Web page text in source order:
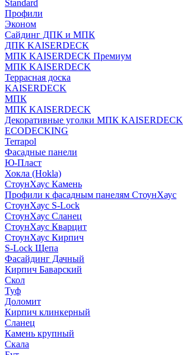
Standard
Профили
Эконом
Сайдинг ДПК и МПК
ДПК KAISERDECK
МПК KAISERDECK Премиум
МПК KAISERDECK
Террасная доска
KAISERDECK
МПК
МПК KAISERDECK
Декоративные уголки МПК KAISERDECK
ECODECKING
Terrapol
Фасадные панели
Ю-Пласт
Хокла (Hokla)
СтоунХаус Камень
Профили к фасадным панелям СтоунХаус
СтоунХаус S-Lock
СтоунХаус Сланец
СтоунХаус Кварцит
СтоунХаус Кирпич
S-Lock Щепа
Фасайдинг Дачный
Кирпич Баварский
Скол
Туф
Доломит
Кирпич клинкерный
Сланец
Камень крупный
Скала